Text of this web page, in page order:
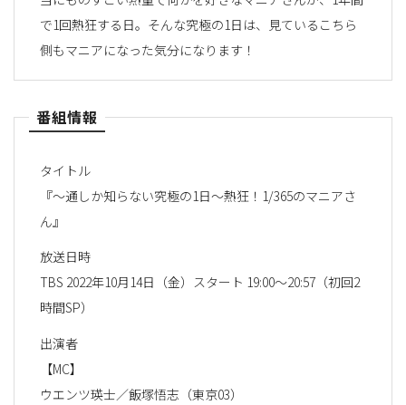
で1回熱狂する日。そんな究極の1日は、見ているこちら
側もマニアになった気分になります！
番組情報
タイトル
『～通しか知らない究極の1日～熱狂！1/365のマニアさ
ん』
放送日時
TBS 2022年10月14日（金）スタート 19:00～20:57（初回2
時間SP）
出演者
【MC】
ウエンツ瑛士／飯塚悟志（東京03）